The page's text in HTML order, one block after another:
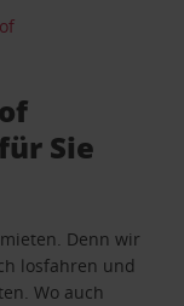
Sie
Denn wir
losfahren und
Wo auch